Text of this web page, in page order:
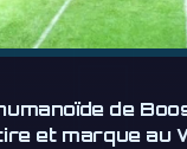
de
et marque au